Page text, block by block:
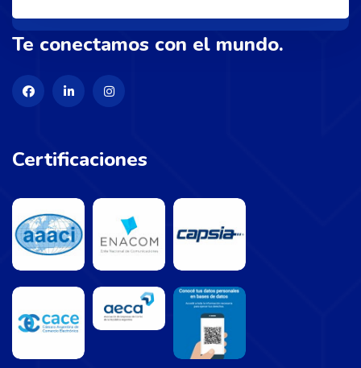
Te conectamos con el mundo.
Certificaciones